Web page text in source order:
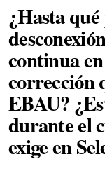
¿Hasta
continua
corrección
EBAU?
durante el
exige en